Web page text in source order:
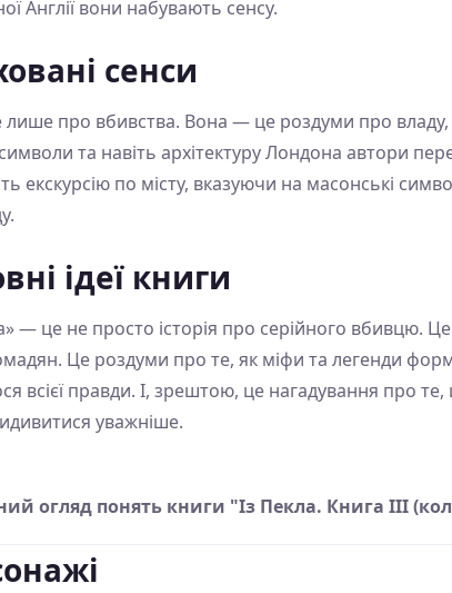
Англії вони набувають сенсу.
сенси
про вбивства. Вона — це роздуми про владу,
та навіть архітектуру Лондона автори
екскурсію по місту, вказуючи на масонські
ідеї книги
— це не просто історія про серійного вбивцю.
Це роздуми про те, як міфи та легенди
всієї правди. І, зрештою, це нагадування про
уважніше.
огляд понять книги "Із Пекла. Книга ІІІ